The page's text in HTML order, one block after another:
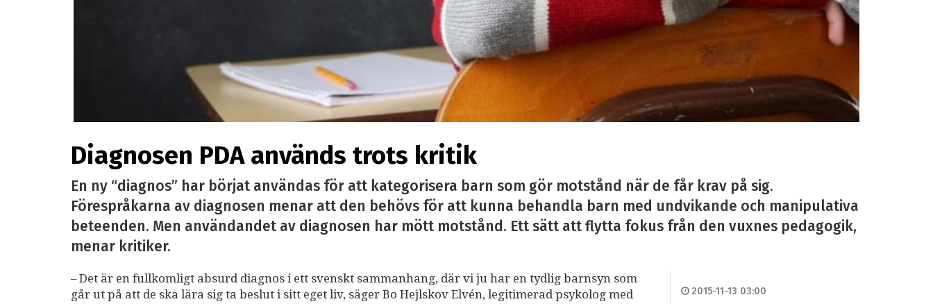
Diagnosen PDA används trots kritik
En ny “diagnos” har börjat användas för att kategorisera barn som gör motstånd när de får krav på sig.
Förespråkarna av diagnosen menar att den behövs för att kunna behandla barn med undvikande och manipulativa
beteenden. Men användandet av diagnosen har mött motstånd. Ett sätt att flytta fokus från den vuxnes pedagogik,
menar kritiker.
– Det är en fullkomligt absurd diagnos i ett svenskt sammanhang, där vi ju har en tydlig barnsyn som
går ut på att de ska lära sig ta beslut i sitt eget liv, säger Bo Hejlskov Elvén, legitimerad psykolog med
2015-11-13 03:00